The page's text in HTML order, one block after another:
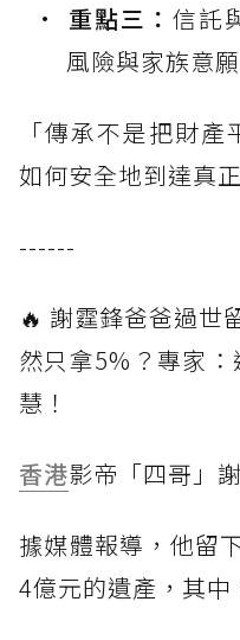
重點三：信託
風險與家族意願
「傳承不是把財
如何安全地到達真
------
🔥 謝霆鋒爸爸過世
然只拿5%？專家
慧！
香港影帝「四哥」
據媒體報導，他留
4億元的遺產，其中